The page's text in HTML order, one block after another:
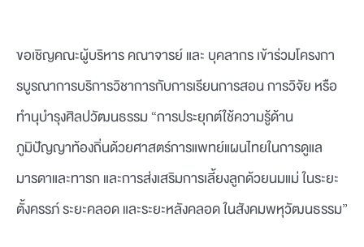
ขอเชิญคณะผู้บริหาร คณาจารย์ และ บุคลากร เข้าร่วมโครงกา
รบูรณาการบริการวิชาการกับการเรียนการสอน การวิจัย หรือ
ทำนุบำรุงศิลปวัฒนธรรม “การประยุกต์ใช้ความรู้ด้าน
ภูมิปัญญาท้องถิ่นด้วยศาสตร์การแพทย์แผนไทยในการดูแล
มารดาและทารก และการส่งเสริมการเลี้ยงลูกด้วยนมแม่ ในระยะ
ตั้งครรภ์ ระยะคลอด และระยะหลังคลอด ในสังคมพหุวัฒนธรรม”